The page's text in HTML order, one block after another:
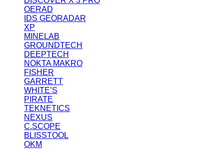
OERAD
IDS GEORADAR
XP
MINELAB
GROUNDTECH
DEEPTECH
NOKTA MAKRO
FISHER
GARRETT
WHITE’S
PIRATE
TEKNETICS
NEXUS
C.SCOPE
BLISSTOOL
OKM